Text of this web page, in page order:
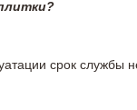
срок